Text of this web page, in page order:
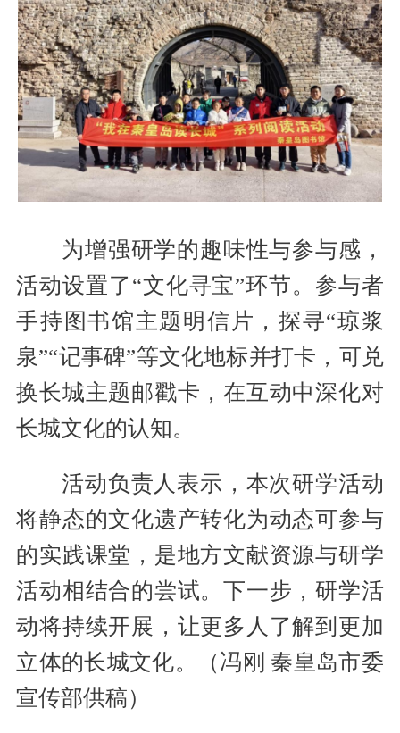
为增强研学的趣味性与参与感，
活动设置了“文化寻宝”环节。参与者
手持图书馆主题明信片，探寻“琼浆
泉”“记事碑”等文化地标并打卡，可兑
换长城主题邮戳卡，在互动中深化对
长城文化的认知。
活动负责人表示，本次研学活动
将静态的文化遗产转化为动态可参与
的实践课堂，是地方文献资源与研学
活动相结合的尝试。下一步，研学活
动将持续开展，让更多人了解到更加
立体的长城文化。（冯刚 秦皇岛市委
宣传部供稿）